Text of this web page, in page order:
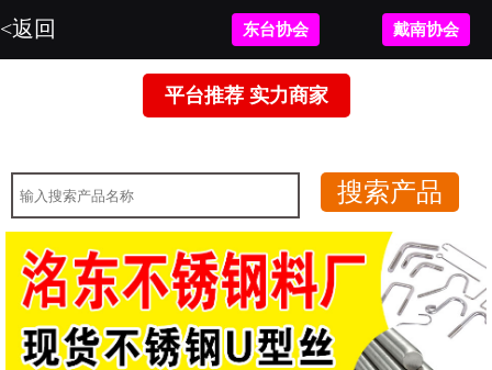
<返回 东台协会 戴南协会
平台推荐 实力商家